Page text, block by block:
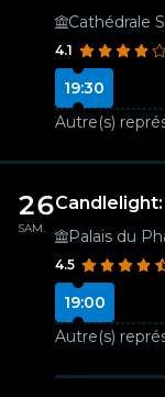
Cathédrale
4.1
19:30
Autre(s)
26
SAM. Palais du
4.5
19:00
Autre(s)